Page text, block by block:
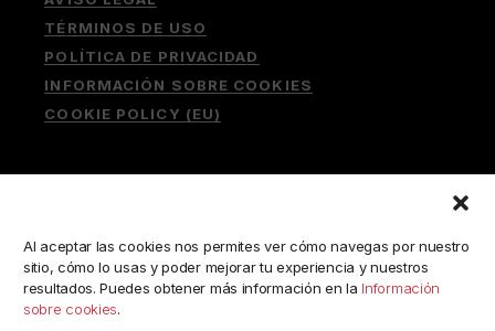
Al aceptar las cookies nos permites ver cómo navegas por nuestro
sitio, cómo lo usas y poder mejorar tu experiencia y nuestros
resultados. Puedes obtener más información en la Información
sobre cookies.
TÉRMINOS DE USO
POLÍTICA DE PRIVACIDAD
INFORMACIÓN SOBRE COOKIES
COOKIE POLICY (EU)
Buscar: